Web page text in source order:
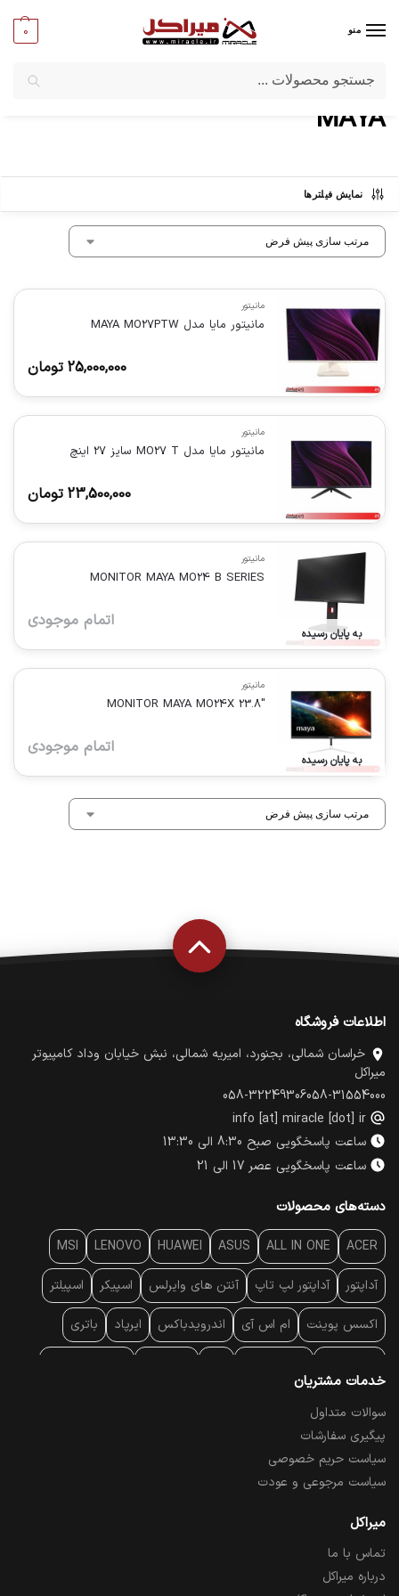
منو 0
میراکل/برندها/
MAYA
MAYA
نمایش فیلترها
مانیتور
مانیتور مایا مدل MAYA MO27PTW
25,000,000 تومان
مانیتور
مانیتور مایا مدل MO27 T سایز 27 اینچ
23,500,000 تومان
به پایان رسیده
مانیتور
MONITOR MAYA MO24 B SERIES
اتمام موجودی
به پایان رسیده
مانیتور
MONITOR MAYA MO24X 23.8″
اتمام موجودی
اطلاعات فروشگاه
خراسان شمالی، بجنورد، امیریه شمالی، نبش خیابان وداد کامپیوتر
میراکل
058-31554000
058-32249306
info [at] miracle [dot] ir
ساعت پاسخگویی صبح 8:30 الی 13:30
ساعت پاسخگویی عصر 17 الی 21
دسته‌های محصولات
ACER
ALL IN ONE
ASUS
HUAWEI
LENOVO
MSI
آداپتور آداپتور لپ تاپ آنتن‌ های وایرلس اسپیکر اسپیلتر
اکسس پوینت ام اس آی اندرویدباکس ایرپاد باتری
پایه سقفی
پرده نمایش
تبلت و موبایل تجهیزات پسیو شبکه
تلویزیون
درایو نوری
خدمات مشتریان
سوالات متداول
پیگیری سفارشات
سیاست حریم خصوصی
سیاست مرجوعی و عودت
میراکل
تماس با ما
درباره میراکل